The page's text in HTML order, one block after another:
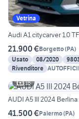
Vetrina
Audi A1 citycarver 1.0
21.900 €Borgetto(PA)
Usato
08/2020
Rivenditore
18
AUDI A5 III 2024
41.500 €Palermo(PA)